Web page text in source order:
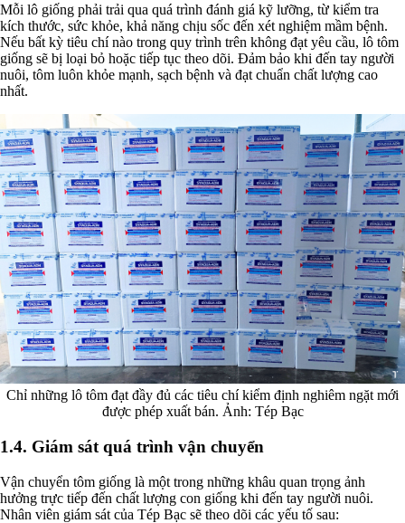
Mỗi lô giống phải trải qua quá trình đánh giá kỹ lưỡng, từ kiểm tra
kích thước, sức khỏe, khả năng chịu sốc đến xét nghiệm mầm bệnh.
Nếu bất kỳ tiêu chí nào trong quy trình trên không đạt yêu cầu, lô tôm
giống sẽ bị loại bỏ hoặc tiếp tục theo dõi. Đảm bảo khi đến tay người
nuôi, tôm luôn khỏe mạnh, sạch bệnh và đạt chuẩn chất lượng cao
nhất.
Chỉ những lô tôm đạt đầy đủ các tiêu chí kiểm định nghiêm ngặt mới
được phép xuất bán. Ảnh: Tép Bạc
1.4. Giám sát quá trình vận chuyển
Vận chuyển tôm giống là một trong những khâu quan trọng ảnh
hưởng trực tiếp đến chất lượng con giống khi đến tay người nuôi.
Nhân viên giám sát của Tép Bạc sẽ theo dõi các yếu tố sau: